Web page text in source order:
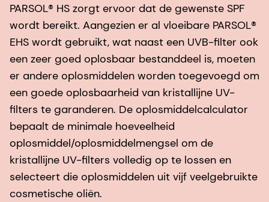
PARSOL® HS zorgt ervoor dat de gewenste SPF
wordt bereikt. Aangezien er al vloeibare PARSOL®
EHS wordt gebruikt, wat naast een UVB-filter ook
een zeer goed oplosbaar bestanddeel is, moeten
er andere oplosmiddelen worden toegevoegd om
een goede oplosbaarheid van kristallijne UV-
filters te garanderen. De oplosmiddelcalculator
bepaalt de minimale hoeveelheid
oplosmiddel/oplosmiddelmengsel om de
kristallijne UV-filters volledig op te lossen en
selecteert die oplosmiddelen uit vijf veelgebruikte
cosmetische oliën.